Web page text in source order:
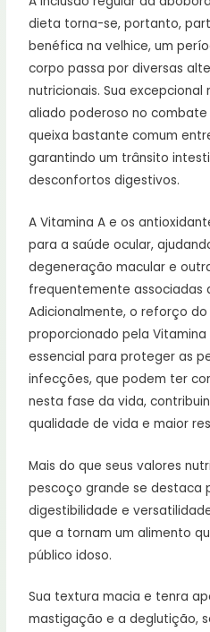
dieta torna-se, portanto,
benéfica na velhice, um
corpo passa por diversas
nutricionais. Sua
aliado poderoso no
queixa bastante comum
garantindo um trânsito
desconfortos digestivos.
A Vitamina A e os
para a saúde ocular,
degeneração macular e
frequentemente associadas
Adicionalmente, o reforço
proporcionado pela
essencial para proteger as
infecções, que podem ter
nesta fase da vida,
qualidade de vida e maior
Mais do que seus valores
pescoço grande se destaca
digestibilidade e
que a tornam um alimento
público idoso.
Sua textura macia e tenra
mastigação e a deglutição,